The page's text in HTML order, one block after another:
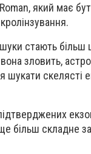
який має
стають більш
зловить,
шукати скелясті
більш складне